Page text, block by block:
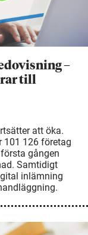
–
till
att öka.
101 126 företag
gången
Samtidigt
inlämning